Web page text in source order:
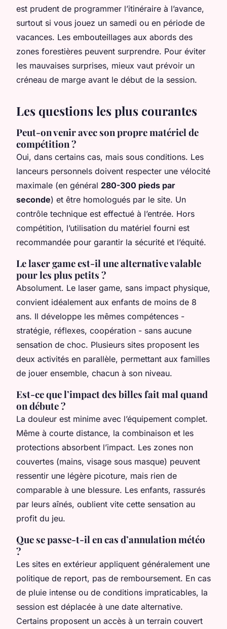
est prudent de programmer l’itinéraire à l’avance,
surtout si vous jouez un samedi ou en période de
vacances. Les embouteillages aux abords des
zones forestières peuvent surprendre. Pour éviter
les mauvaises surprises, mieux vaut prévoir un
créneau de marge avant le début de la session.
Les questions les plus courantes
Peut-on venir avec son propre matériel de
compétition ?
Oui, dans certains cas, mais sous conditions. Les
lanceurs personnels doivent respecter une vélocité
maximale (en général 280-300 pieds par
seconde) et être homologués par le site. Un
contrôle technique est effectué à l’entrée. Hors
compétition, l’utilisation du matériel fourni est
recommandée pour garantir la sécurité et l’équité.
Le laser game est-il une alternative valable
pour les plus petits ?
Absolument. Le laser game, sans impact physique,
convient idéalement aux enfants de moins de 8
ans. Il développe les mêmes compétences -
stratégie, réflexes, coopération - sans aucune
sensation de choc. Plusieurs sites proposent les
deux activités en parallèle, permettant aux familles
de jouer ensemble, chacun à son niveau.
Est-ce que l’impact des billes fait mal quand
on débute ?
La douleur est minime avec l’équipement complet.
Même à courte distance, la combinaison et les
protections absorbent l’impact. Les zones non
couvertes (mains, visage sous masque) peuvent
ressentir une légère picoture, mais rien de
comparable à une blessure. Les enfants, rassurés
par leurs aînés, oublient vite cette sensation au
profit du jeu.
Que se passe-t-il en cas d’annulation météo
?
Les sites en extérieur appliquent généralement une
politique de report, pas de remboursement. En cas
de pluie intense ou de conditions impraticables, la
session est déplacée à une date alternative.
Certains proposent un accès à un terrain couvert